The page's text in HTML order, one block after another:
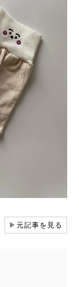
▶元記事を見る